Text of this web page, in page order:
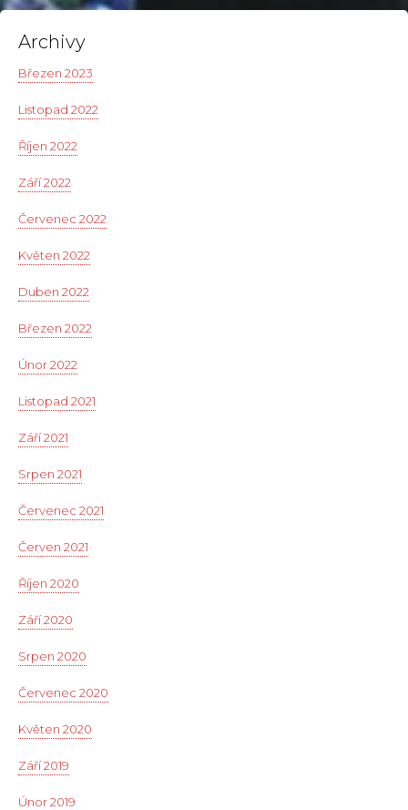
Archivy
Březen 2023
Listopad 2022
Říjen 2022
Září 2022
Červenec 2022
Květen 2022
Duben 2022
Březen 2022
Únor 2022
Listopad 2021
Září 2021
Srpen 2021
Červenec 2021
Červen 2021
Říjen 2020
Září 2020
Srpen 2020
Červenec 2020
Květen 2020
Září 2019
Únor 2019